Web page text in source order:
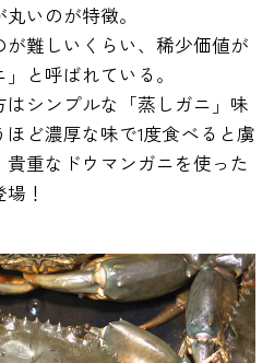
いのが特徴。
難しいくらい、稀少価値が
と呼ばれている。
シンプルな「蒸しガニ」味
ど濃厚な味で1度食べると虜
重なドウマンガニを使った
！